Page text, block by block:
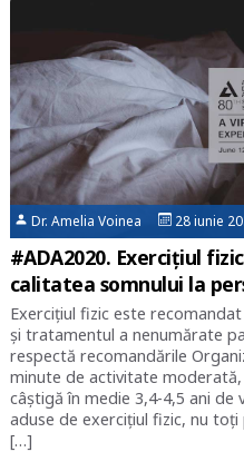
Dr. Amelia Voinea 28 iunie
#ADA2020. Exercițiul
calitatea somnului la
Exercițiul fizic este
și tratamentul a nenumărate
respectă recomandările
minute de activitate
câștigă în medie 3,4-4,5 ani de
aduse de exercițiul fizic, nu
[…]